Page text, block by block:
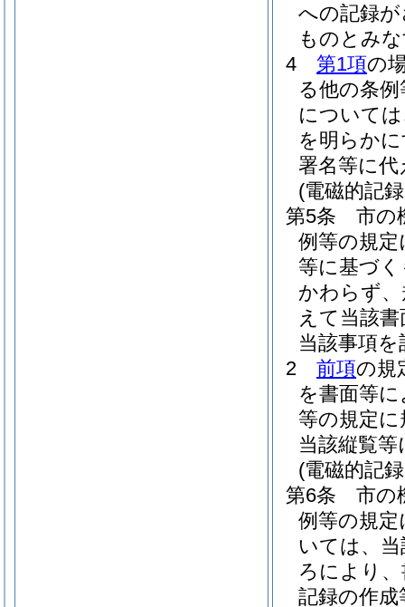
への記録
ものとみ
4
第1項の
る他の条
について
を明らか
署名等に
(電磁的記
第5条
市の
例等の規
等に基づ
かわらず
えて当該
当該事項
2
前項の規
を書面等
等の規定
当該縦覧
(電磁的記
第6条
市の
例等の規
いては、
ろにより
記録の作